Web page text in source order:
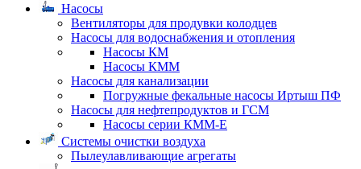
Насосы
Вентиляторы для продувки колодцев
Насосы для водоснабжения и отопления
Насосы КМ
Насосы КММ
Насосы для канализации
Погружные фекальные насосы Иртыш ПФ
Насосы для нефтепродуктов и ГСМ
Насосы серии КММ-Е
Системы очистки воздуха
Пылеулавливающие агрегаты